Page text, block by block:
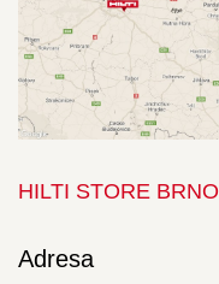
HILTI STORE BRNO
Adresa